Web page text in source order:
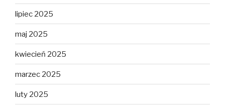
lipiec 2025
maj 2025
kwiecień 2025
marzec 2025
luty 2025